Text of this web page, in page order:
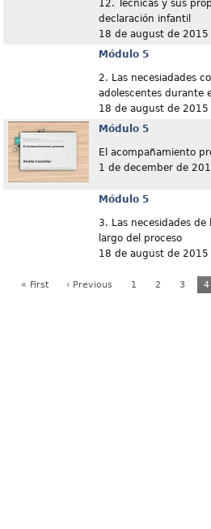
12. Técnicas y sus
declaración infantil
18 de august de 2015
Módulo 5
2. Las necesiadades
adolescentes durante
18 de august de 2015
Módulo 5
El acompañamiento
1 de december de
Módulo 5
3. Las necesidades
largo del proceso
18 de august de 2015
« First ‹ Previous 1 2 3 4